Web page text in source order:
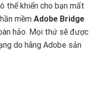
thể khiến cho bạn mất
mềm Adobe Bridge
hảo. Mọi thứ sẽ được
do hãng Adobe sản